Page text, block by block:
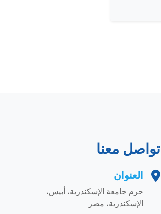
تواصل معنا
العنوان
حرم جامعة الإسكندرية، أبيس،
الإسكندرية، مصر